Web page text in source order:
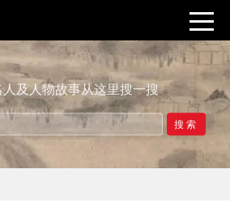
人及人物故事从这里搜一搜
搜索